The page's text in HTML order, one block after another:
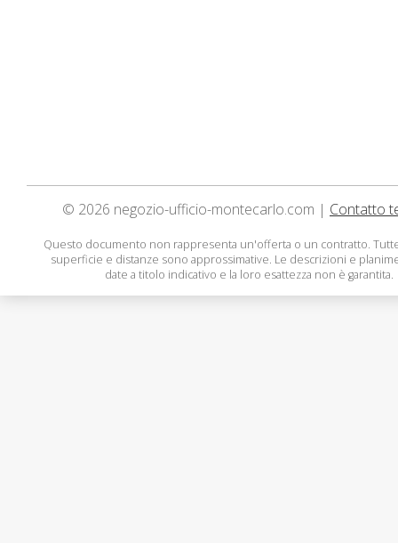
© 2026 negozio-ufficio-montecarlo.com | Contatto
Questo documento non rappresenta un'offerta o un contratto.
superficie e distanze sono approssimative. Le descrizioni e
date a titolo indicativo e la loro esattezza non è garantita.